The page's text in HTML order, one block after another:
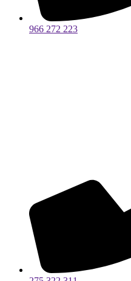
966 272 223